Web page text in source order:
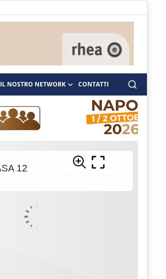
IL NOSTRO NETWORK CONTATTI